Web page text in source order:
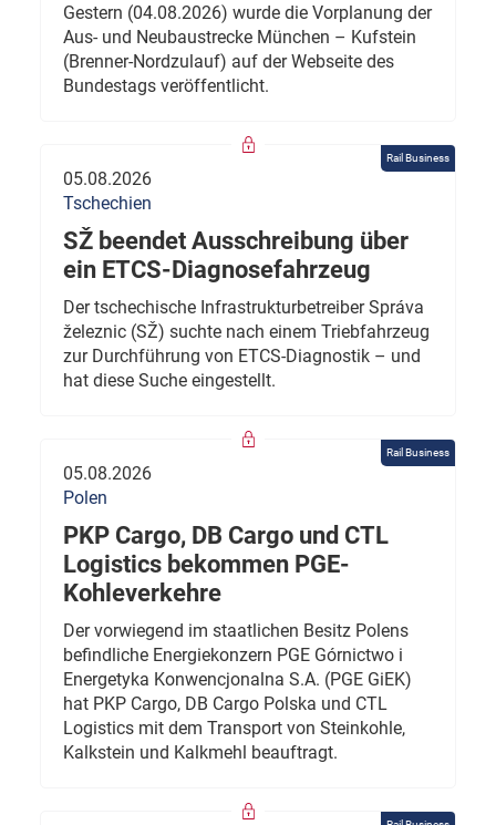
Gestern (04.08.2026) wurde die Vorplanung der
Aus- und Neubaustrecke München – Kufstein
(Brenner-Nordzulauf) auf der Webseite des
Bundestags veröffentlicht.
Rail Business
05.08.2026
Tschechien
SŽ beendet Ausschreibung über
ein ETCS-Diagnosefahrzeug
Der tschechische Infrastrukturbetreiber Správa
železnic (SŽ) suchte nach einem Triebfahrzeug
zur Durchführung von ETCS-Diagnostik – und
hat diese Suche eingestellt.
Rail Business
05.08.2026
Polen
PKP Cargo, DB Cargo und CTL
Logistics bekommen PGE-
Kohleverkehre
Der vorwiegend im staatlichen Besitz Polens
befindliche Energiekonzern PGE Górnictwo i
Energetyka Konwencjonalna S.A. (PGE GiEK)
hat PKP Cargo, DB Cargo Polska und CTL
Logistics mit dem Transport von Steinkohle,
Kalkstein und Kalkmehl beauftragt.